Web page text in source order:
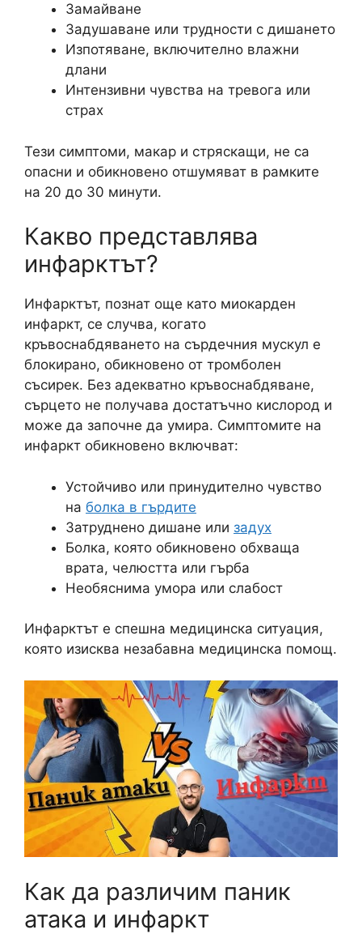
Замайване
Задушаване или трудности с дишането
Изпотяване, включително влажни
длани
Интензивни чувства на тревога или
страх
Тези симптоми, макар и стряскащи, не са
опасни и обикновено отшумяват в рамките
на 20 до 30 минути.
Какво представлява
инфарктът?
Инфарктът, познат още като миокарден
инфаркт, се случва, когато
кръвоснабдяването на сърдечния мускул е
блокирано, обикновено от тромболен
съсирек. Без адекватно кръвоснабдяване,
сърцето не получава достатъчно кислород и
може да започне да умира. Симптомите на
инфаркт обикновено включват:
Устойчиво или принудително чувство
на болка в гърдите
Затруднено дишане или задух
Болка, която обикновено обхваща
врата, челюстта или гърба
Необяснима умора или слабост
Инфарктът е спешна медицинска ситуация,
която изисква незабавна медицинска помощ.
Как да различим паник
атака и инфаркт